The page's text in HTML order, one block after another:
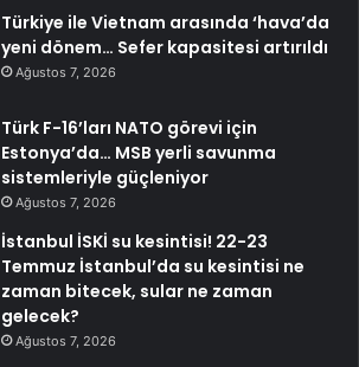
Türkiye ile Vietnam arasında ‘hava’da
yeni dönem… Sefer kapasitesi artırıldı
Ağustos 7, 2026
Türk F-16’ları NATO görevi için
Estonya’da… MSB yerli savunma
sistemleriyle güçleniyor
Ağustos 7, 2026
İstanbul İSKİ su kesintisi! 22-23
Temmuz İstanbul’da su kesintisi ne
zaman bitecek, sular ne zaman
gelecek?
Ağustos 7, 2026